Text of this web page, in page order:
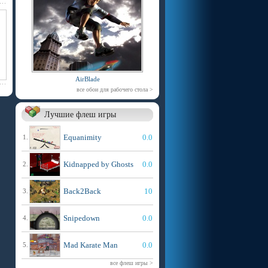
AirBlade
все обои для рабочего стола >
Лучшие флеш игры
1. Equanimity 0.0
2. Kidnapped by Ghosts 0.0
3. Back2Back 10
4. Snipedown 0.0
5. Mad Karate Man 0.0
все флеш игры >